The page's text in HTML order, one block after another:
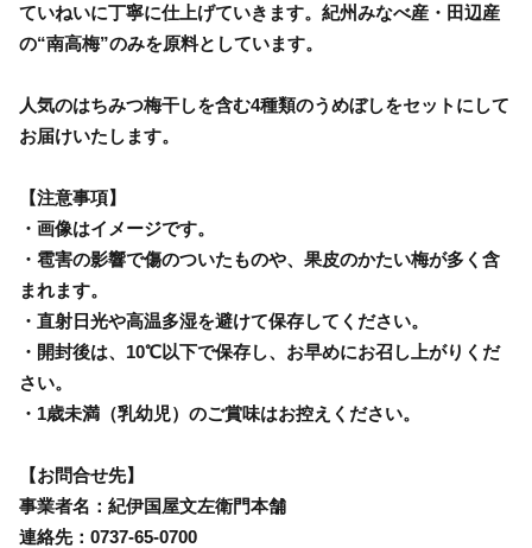
ていねいに丁寧に仕上げていきます。紀州みなべ産・田辺産
の“南高梅”のみを原料としています。
人気のはちみつ梅干しを含む4種類のうめぼしをセットにして
お届けいたします。
【注意事項】
・画像はイメージです。
・雹害の影響で傷のついたものや、果皮のかたい梅が多く含
まれます。
・直射日光や高温多湿を避けて保存してください。
・開封後は、10℃以下で保存し、お早めにお召し上がりくだ
さい。
・1歳未満（乳幼児）のご賞味はお控えください。
【お問合せ先】
事業者名：紀伊国屋文左衛門本舗
連絡先：0737-65-0700